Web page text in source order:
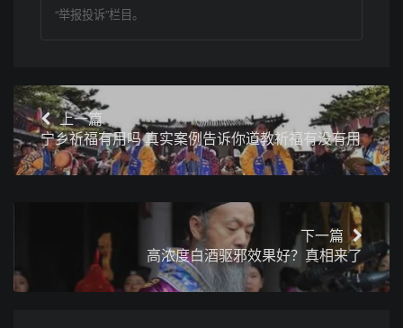
“举报投诉”栏目。
上一篇
宁乡祈福有用吗 真实案例告诉你道教祈福有没有用
下一篇
高浓度白酒驱邪效果好？真相来了